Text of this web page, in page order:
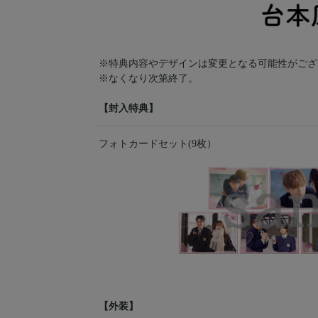
※特典内容やデザインは変更となる可能性がご
※なくなり次第終了。
【封入特典】
フォトカードセット(9枚）
【外装】